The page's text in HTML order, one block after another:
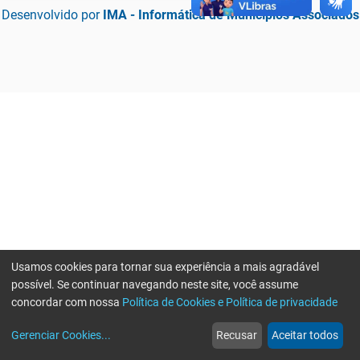
Desenvolvido por IMA - Informática de Municípios Associados
web
Notícias
more_horiz
Mais
Usamos cookies para tornar sua experiência a mais agradável
possível. Se continuar navegando neste site, você assume
concordar com nossa Política de Cookies e Política de privacidade
Gerenciar Cookies... Recusar Aceitar todos
Erro ao enviar informações, por favor tente novamente